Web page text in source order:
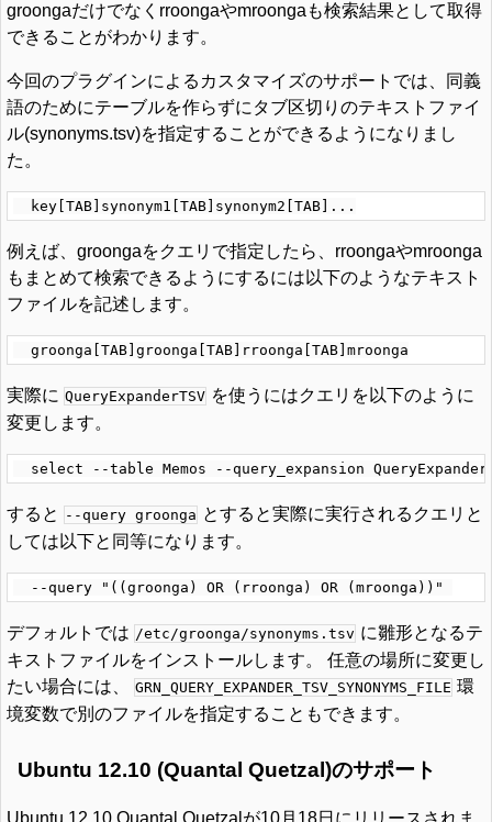
groongaだけでなくrroongaやmroongaも検索結果として取得
できることがわかります。
今回のプラグインによるカスタマイズのサポートでは、同義
語のためにテーブルを作らずにタブ区切りのテキストファイ
ル(synonyms.tsv)を指定することができるようになりまし
た。
例えば、groongaをクエリで指定したら、rroongaやmroonga
もまとめて検索できるようにするには以下のようなテキスト
ファイルを記述します。
実際に QueryExpanderTSV を使うにはクエリを以下のように
変更します。
すると --query groonga とすると実際に実行されるクエリと
しては以下と同等になります。
デフォルトでは /etc/groonga/synonyms.tsv に雛形となるテ
キストファイルをインストールします。 任意の場所に変更し
たい場合には、
GRN_QUERY_EXPANDER_TSV_SYNONYMS_FILE 環
境変数で別のファイルを指定することもできます。
Ubuntu 12.10 (Quantal Quetzal)のサポート
Ubuntu 12.10 Quantal Quetzalが10月18日にリリースされま